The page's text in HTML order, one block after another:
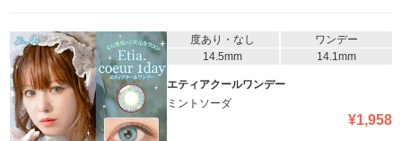
度あり・なし
ワンデー
14.5mm
14.1mm
エティアクールワンデー
ミントソーダ
¥1,958